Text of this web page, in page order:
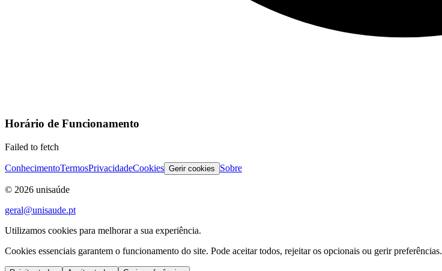
Horário de Funcionamento
Failed to fetch
ConhecimentoTermosPrivacidadeCookies Gerir cookies Sobre
© 2026 unisaúde
geral@unisaude.pt
Utilizamos cookies para melhorar a sua experiência.
Cookies essenciais garantem o funcionamento do site. Pode aceitar todos, rejeitar os opcionais ou gerir preferências.